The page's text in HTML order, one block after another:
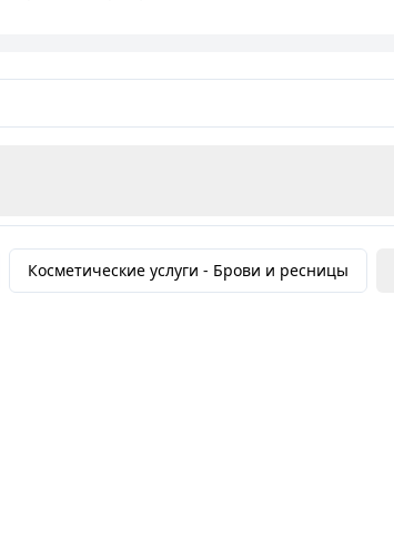
от нашего обслуживания!
Косметические услуги - Брови и ресницы